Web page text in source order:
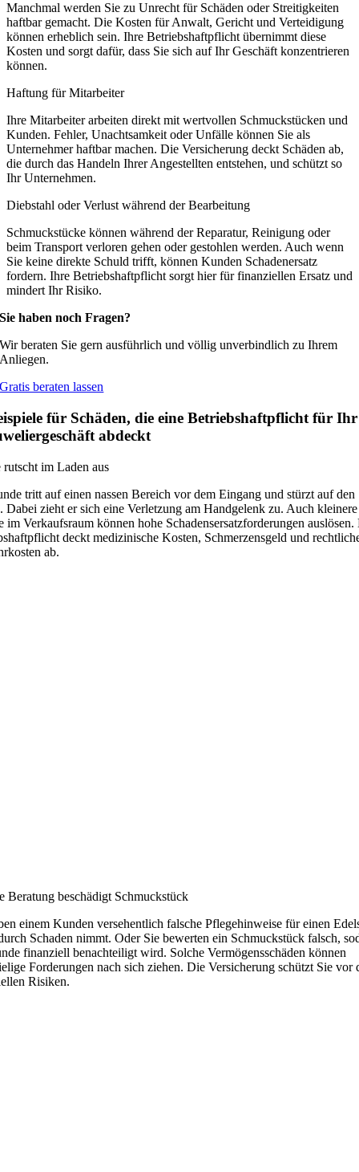
Manchmal werden Sie zu Unrecht für Schäden oder Streitigkeiten
haftbar gemacht. Die Kosten für Anwalt, Gericht und Verteidigung
können erheblich sein. Ihre Betriebshaftpflicht übernimmt diese
Kosten und sorgt dafür, dass Sie sich auf Ihr Geschäft konzentrieren
können.
Haftung für Mitarbeiter
Ihre Mitarbeiter arbeiten direkt mit wertvollen Schmuckstücken und
Kunden. Fehler, Unachtsamkeit oder Unfälle können Sie als
Unternehmer haftbar machen. Die Versicherung deckt Schäden ab,
die durch das Handeln Ihrer Angestellten entstehen, und schützt so
Ihr Unternehmen.
Diebstahl oder Verlust während der Bearbeitung
Schmuckstücke können während der Reparatur, Reinigung oder
beim Transport verloren gehen oder gestohlen werden. Auch wenn
Sie keine direkte Schuld trifft, können Kunden Schadenersatz
fordern. Ihre Betriebshaftpflicht sorgt hier für finanziellen Ersatz und
mindert Ihr Risiko.
Sie haben noch Fragen?
Wir beraten Sie gern ausführlich und völlig unverbindlich zu Ihrem
Anliegen.
Gratis beraten lassen
für Schäden, die eine Betriebshaftpflicht für Ihr
abdeckt
im Laden aus
tritt auf einen nassen Bereich vor dem Eingang und stürzt auf den
Dabei zieht er sich eine Verletzung am Handgelenk zu. Auch kleinere
im Verkaufsraum können hohe Schadensersatzforderungen auslösen.
deckt medizinische Kosten, Schmerzensgeld und
ab.
Beratung beschädigt Schmuckstück
einem Kunden versehentlich falsche Pflegehinweise für einen
Schaden nimmt. Oder Sie bewerten ein Schmuckstück falsch,
finanziell benachteiligt wird. Solche Vermögensschäden können
Forderungen nach sich ziehen. Die Versicherung schützt Sie vor
Risiken.